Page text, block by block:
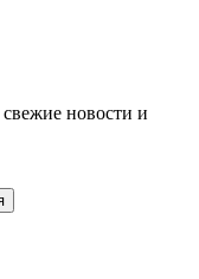
новости и